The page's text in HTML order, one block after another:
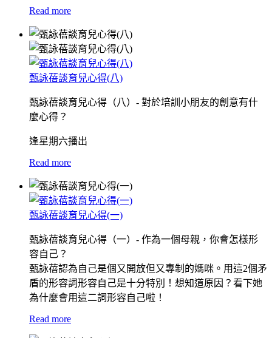
Read more
甄詠蓓談育兒心得(八)
甄詠蓓談育兒心得（八）- 對於培訓小朋友的創意有什
麼心得？
逢星期六播出
Read more
甄詠蓓談育兒心得(一)
甄詠蓓談育兒心得（一）- 作為一個母親，你會怎樣形
容自己？
甄詠蓓認為自己是個又開放但又專制的媽咪。用這2個矛
盾的形容詞形容自己是十分特別！想知道原因？看下她
為什麼會用這二詞形容自己啦！
Read more